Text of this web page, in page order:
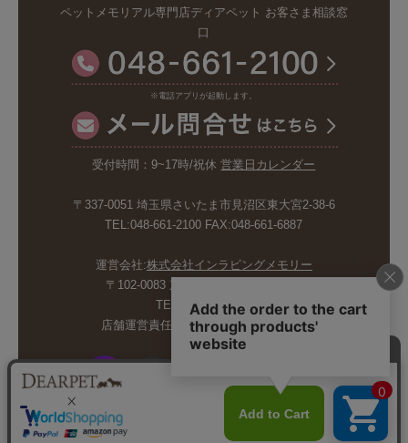
ペットメモリアル専門店ディアペット お客さま相談窓
口
※電話アプリが起動します。
受付時間：9~17時/祝休営業日カレンダー
〒337-0051 埼玉県さいたま市見沼区東大宮2-38-6
TEL:048-661-2100 FAX:048-661-6887
運営会社:株式会社インラビングメモリー
〒102-0083 東京都千代田区麹町5-6-4
TEL:03-6265-4986
店舗運営責任者:斉藤久美子 内山剛巳
© INLOVING MEMORY CO.,LTD